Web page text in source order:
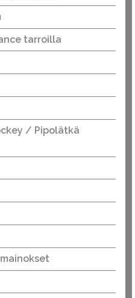
tarroilla
/ Pipolätkä